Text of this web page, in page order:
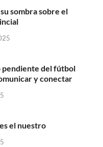
sombra sobre el
pendiente del fútbol
y conectar
el nuestro